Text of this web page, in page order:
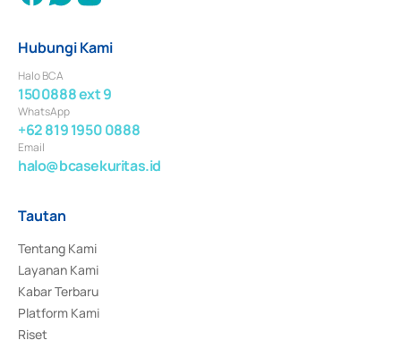
Hubungi Kami
Halo BCA
1500888 ext 9
WhatsApp
+62 819 1950 0888
Email
halo@bcasekuritas.id
Tautan
Tentang Kami
Layanan Kami
Kabar Terbaru
Platform Kami
Riset